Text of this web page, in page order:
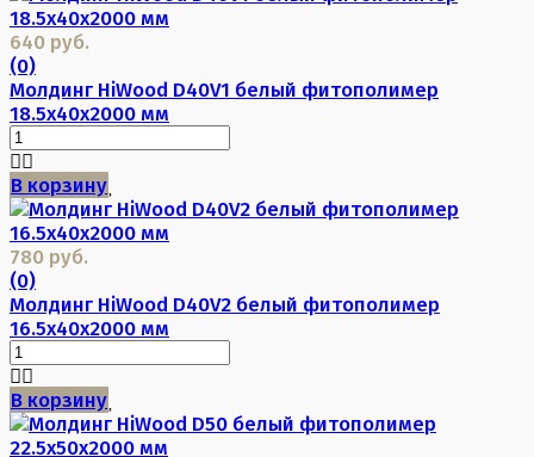
640 руб.
(0)
Молдинг HiWood D40V1 белый фитополимер
18.5х40х2000 мм
В корзину
780 руб.
(0)
Молдинг HiWood D40V2 белый фитополимер
16.5х40х2000 мм
В корзину